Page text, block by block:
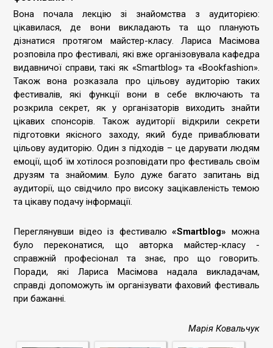
Вона почала лекцію зі знайомства з аудиторією:
цікавилася, де вони викладають та що планують
дізнатися протягом майстер-класу. Лариса Масімова
розповіла про фестивалі, які вже організовувала кафедра
видавничої справи, такі як «Smartblog» та «Bookfashion».
Також вона розказала про цільову аудиторію таких
фестивалів, які функції вони в себе включають та
розкрила секрет, як у організаторів виходить знайти
цікавих спонсорів. Також аудиторії відкрили секрети
підготовки якісного заходу, який буде приваблювати
цільову аудиторію. Один з підходів – це дарувати людям
емоції, щоб їм хотілося розповідати про фестиваль своїм
друзям та знайомим. Було дуже багато запитань від
аудиторії, що свідчило про високу зацікавленість темою
та цікаву подачу інформації.
Переглянувши відео із фестивалю «Smartblog» можна
було переконатися, що авторка майстер-класу -
справжній професіонал та знає, про що говорить.
Поради, які Лариса Масімова надала викладачам,
справді допоможуть їм організувати фаховий фестиваль
при бажанні.
Марія Ковальчук